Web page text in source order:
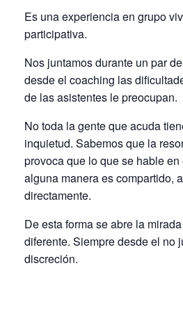
Es una experiencia en grupo
participativa.
Nos juntamos durante un par
desde el coaching las
de las asistentes le preocupan.
No toda la gente que acuda
inquietud. Sabemos que la
provoca que lo que se hable
alguna manera es compartido,
directamente.
De esta forma se abre la
diferente. Siempre desde el no
discreción.